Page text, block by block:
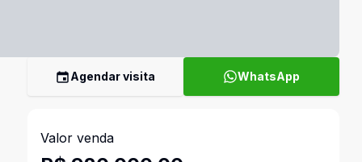
Agendar visita WhatsApp
Valor venda